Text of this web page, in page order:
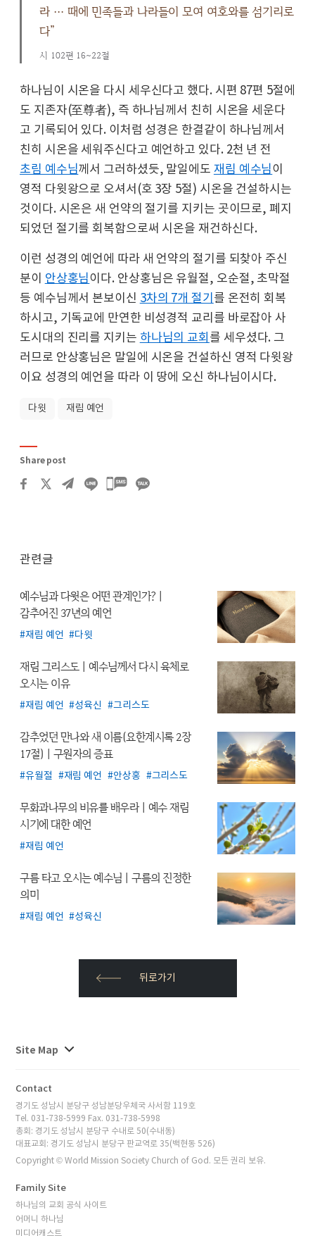
라 … 때에 민족들과 나라들이 모여 여호와를 섬기리로
다”
시 102편 16~22절
하나님이 시온을 다시 세우신다고 했다. 시편 87편 5절에
도 지존자(至尊者), 즉 하나님께서 친히 시온을 세운다
고 기록되어 있다. 이처럼 성경은 한결같이 하나님께서
친히 시온을 세워주신다고 예언하고 있다. 2천 년 전
초림 예수님께서 그러하셨듯, 말일에도 재림 예수님이
영적 다윗왕으로 오셔서(호 3장 5절) 시온을 건설하시는
것이다. 시온은 새 언약의 절기를 지키는 곳이므로, 폐지
되었던 절기를 회복함으로써 시온을 재건하신다.
이런 성경의 예언에 따라 새 언약의 절기를 되찾아 주신
분이 안상홍님이다. 안상홍님은 유월절, 오순절, 초막절
등 예수님께서 본보이신 3차의 7개 절기 를 온전히 회복
하시고, 기독교에 만연한 비성경적 교리를 바로잡아 사
도시대의 진리를 지키는 하나님의 교회 를 세우셨다. 그
러므로 안상홍님은 말일에 시온을 건설하신 영적 다윗왕
이요 성경의 예언을 따라 이 땅에 오신 하나님이시다.
다윗 재림 예언
Share post
카카오톡
관련글
예수님과 다윗은 어떤 관계인가?
감추어진 37년의 예언
재림 예언 다윗
재림 그리스도
| 예수님께서 다시 육체로
오시는 이유
재림 예언 성육신 그리스도
감추었던 만나와 새 이름(요한계시록 2장
17절) | 구원자의 증표
유월절 재림 예언 안상홍 그리스도
무화과나무의 비유를 배우라 | 예수 재림
시기에 대한 예언
재림 예언
구름 타고 오시는 예수님
| 구름의 진정한
의미
재림 예언 성육신
뒤로가기
Site Map 사이트맵
Contact
경기도 성남시 분당구 성남분당우체국 사서함 119호
Tel. 031-738-5999 Fax. 031-738-5998
총회: 경기도 성남시 분당구 수내로 50(수내동)
대표교회: 경기도 성남시 분당구 판교역로 35(백현동 526)
Copyright © World Mission Society Church of God. 모든 권리 보유.
Family Site
하나님의 교회 공식 사이트
어머니 하나님
미디어캐스트